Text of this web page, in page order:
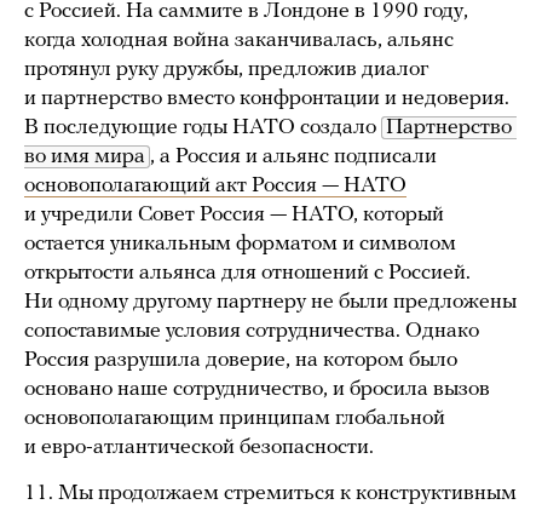
с Россией. На саммите в Лондоне в 1990 году,
когда холодная война заканчивалась, альянс
протянул руку дружбы, предложив диалог
и партнерство вместо конфронтации и недоверия.
В последующие годы НАТО создало Партнерство
во имя мира , а Россия и альянс подписали
основополагающий акт Россия — НАТО
и учредили Совет Россия — НАТО, который
остается уникальным форматом и символом
открытости альянса для отношений с Россией.
Ни одному другому партнеру не были предложены
сопоставимые условия сотрудничества. Однако
Россия разрушила доверие, на котором было
основано наше сотрудничество, и бросила вызов
основополагающим принципам глобальной
и евро-атлантической безопасности.
11. Мы продолжаем стремиться к конструктивным